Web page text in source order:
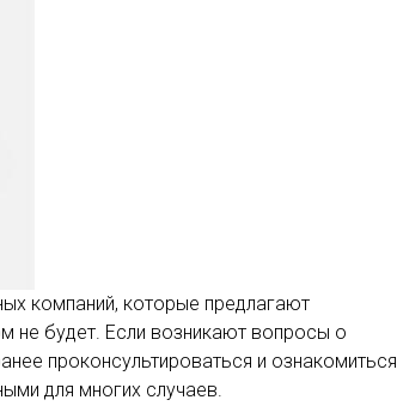
компаний, которые предлагают
не будет. Если возникают вопросы о
проконсультироваться и ознакомиться
для многих случаев.